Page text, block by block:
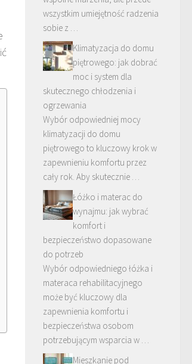
wszystkim umiejętność radzenia
sobie z …
Klimatyzacja do domu
piętrowego: jak dobrać
moc i system dla
skutecznego chłodzenia i
ogrzewania
Wybór odpowiedniej mocy
klimatyzacji do domu
piętrowego to kluczowy krok w
zapewnieniu komfortu przez
cały rok. Aby skutecznie …
Łóżko i materac do
wynajmu: jak wybrać
komfort i
bezpieczeństwo dopasowane
do potrzeb
Wybór odpowiedniego łóżka i
materaca rehabilitacyjnego
może być kluczowy dla
zapewnienia komfortu i
bezpieczeństwa osobom
potrzebującym wsparcia w …
Mieszkanie pod